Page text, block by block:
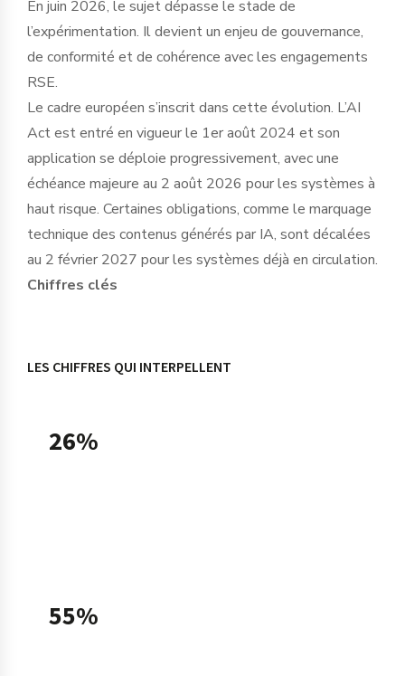
En juin 2026, le sujet dépasse le stade de
l’expérimentation. Il devient un enjeu de gouvernance,
de conformité et de cohérence avec les engagements
RSE.
Le cadre européen s’inscrit dans cette évolution. L’AI
Act est entré en vigueur le 1er août 2024 et son
application se déploie progressivement, avec une
échéance majeure au 2 août 2026 pour les systèmes à
haut risque. Certaines obligations, comme le marquage
technique des contenus générés par IA, sont décalées
au 2 février 2027 pour les systèmes déjà en circulation.
Chiffres clés
LES CHIFFRES QUI INTERPELLENT
26%
55%